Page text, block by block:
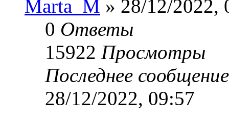
Marta_M » 28/12/2022,
0 Ответы
15922 Просмотры
Последнее
28/12/2022, 09:57